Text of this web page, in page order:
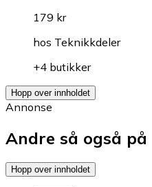
179 kr
hos Teknikkdeler
+4 butikker
Hopp over innholdet
Annonse
Andre så også på
Hopp over innholdet